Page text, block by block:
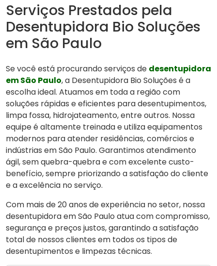
Serviços Prestados pela
Desentupidora Bio Soluções
em São Paulo
Se você está procurando serviços de desentupidora
em São Paulo, a Desentupidora Bio Soluções é a
escolha ideal. Atuamos em toda a região com
soluções rápidas e eficientes para desentupimentos,
limpa fossa, hidrojateamento, entre outros. Nossa
equipe é altamente treinada e utiliza equipamentos
modernos para atender residências, comércios e
indústrias em São Paulo. Garantimos atendimento
ágil, sem quebra-quebra e com excelente custo-
benefício, sempre priorizando a satisfação do cliente
e a excelência no serviço.
Com mais de 20 anos de experiência no setor, nossa
desentupidora em São Paulo atua com compromisso,
segurança e preços justos, garantindo a satisfação
total de nossos clientes em todos os tipos de
desentupimentos e limpezas técnicas.